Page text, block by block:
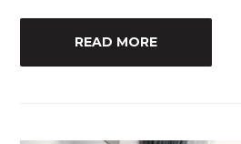
READ MORE